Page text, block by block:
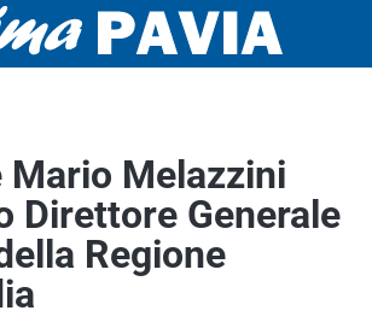
Mario Melazzini
Direttore Generale
Regione